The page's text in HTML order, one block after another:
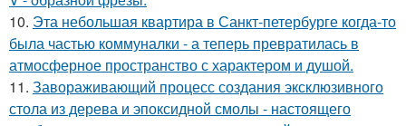
10. Эта небольшая квартира в Санкт-петербурге когда-то
была частью коммуналки - а теперь превратилась в
атмосферное пространство с характером и душой.
11. Завораживающий процесс создания эксклюзивного
стола из дерева и эпоксидной смолы - настоящего